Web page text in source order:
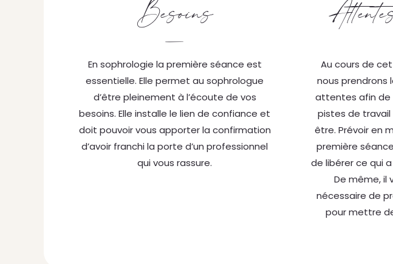
Besoins
—
En sophrologie la première séance est
essentielle. Elle permet au sophrologue
d’être pleinement à l’écoute de vos
besoins. Elle installe le lien de confiance et
doit pouvoir vous apporter la confirmation
d’avoir franchi la porte d’un professionnel
qui vous rassure.
Au cours de
nous prendrons
attentes afin de
pistes de
être. Prévoir en
première
de libérer ce qui
De même, il
nécessaire de
pour mettre